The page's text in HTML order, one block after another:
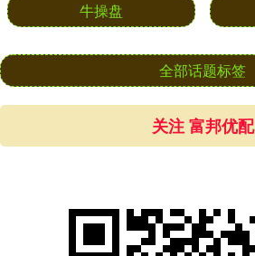
牛操盘
全部话题标签
关注 富邦优配